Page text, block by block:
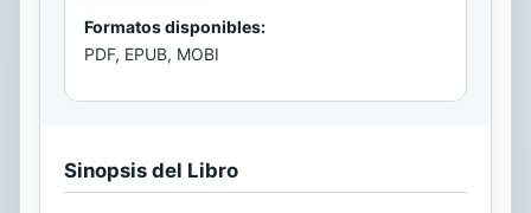
Formatos disponibles:
PDF, EPUB, MOBI
Sinopsis del Libro